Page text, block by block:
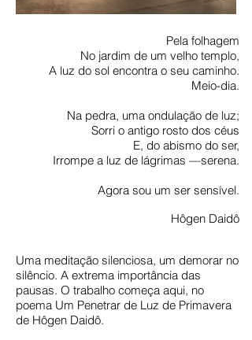
Pela folhagem
No jardim de um velho templo,
A luz do sol encontra o seu caminho.
Meio-dia.
Na pedra, uma ondulação de luz;
Sorri o antigo rosto dos céus
E, do abismo do ser,
Irrompe a luz de lágrimas —serena.
Agora sou um ser sensível.
Hôgen Daidô
Uma meditação silenciosa, um demorar no
silêncio. A extrema importância das
pausas. O trabalho começa aqui, no
poema Um Penetrar de Luz de Primavera
de Hôgen Daidô.